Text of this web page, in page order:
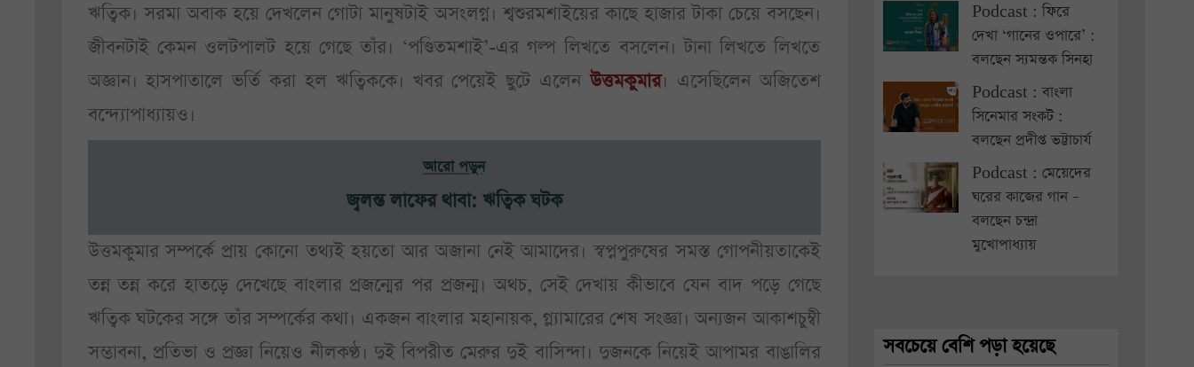
ঋত্বিক। সরমা অবাক হয়ে দেখলেন গোটা মানুষটাই অসংলগ্ন। শ্বশুরমশাইয়ের কাছে হাজার টাকা চেয়ে বসছেন।
জীবনটাই কেমন ওলটপালট হয়ে গেছে তাঁর। ‘পণ্ডিতমশাই’-এর গল্প লিখতে বসলেন। টানা লিখতে লিখতে
অজ্ঞান। হাসপাতালে ভর্তি করা হল ঋত্বিককে। খবর পেয়েই ছুটে এলেনউত্তমকুমার। এসেছিলেন অজিতেশ
বন্দ্যোপাধ্যায়ও।
আরো পড়ুন
জ্বলন্ত লাফের থাবা: ঋত্বিক ঘটক
উত্তমকুমার সম্পর্কে প্রায় কোনো তথ্যই হয়তো আর অজানা নেই আমাদের। স্বপ্নপুরুষের সমস্ত গোপনীয়তাকেই
তন্ন তন্ন করে হাতড়ে দেখেছে বাংলার প্রজন্মের পর প্রজন্ম। অথচ, সেই দেখায় কীভাবে যেন বাদ পড়ে গেছে
ঋত্বিক ঘটকের সঙ্গে তাঁর সম্পর্কের কথা। একজন বাংলার মহানায়ক, গ্ল্যামারের শেষ সংজ্ঞা। অন্যজন আকাশচুম্বী
সম্ভাবনা, প্রতিভা ও প্রজ্ঞা নিয়েও নীলকণ্ঠ। দুই বিপরীত মেরুর দুই বাসিন্দা। দুজনকে নিয়েই আপামর বাঙালির
Podcast : ফিরে
দেখা ‘গানের ওপারে’ :
বলছেন স্যমন্তক সিনহা
Podcast : বাংলা
সিনেমার সংকট :
বলছেন প্রদীপ্ত ভট্টাচার্য
Podcast : মেয়েদের
ঘরের কাজের গান –
বলছেন চন্দ্রা
মুখোপাধ্যায়
সবচেয়ে বেশি পড়া হয়েছে